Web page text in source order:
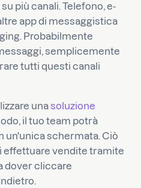
più canali. Telefono, e-
app di messaggistica
Probabilmente
semplicemente
tutti questi canali
unasoluzione
il tuo team potrà
un'unica schermata. Ciò
effettuare vendite tramite
dover cliccare